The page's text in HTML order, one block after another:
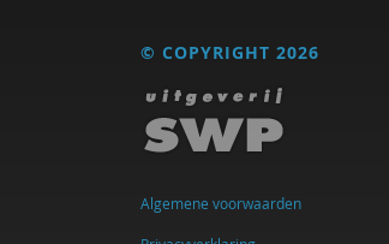
Michiel Bos
Noortje Bot
© COPYRIGHT 2026
Algemene voorwaarden